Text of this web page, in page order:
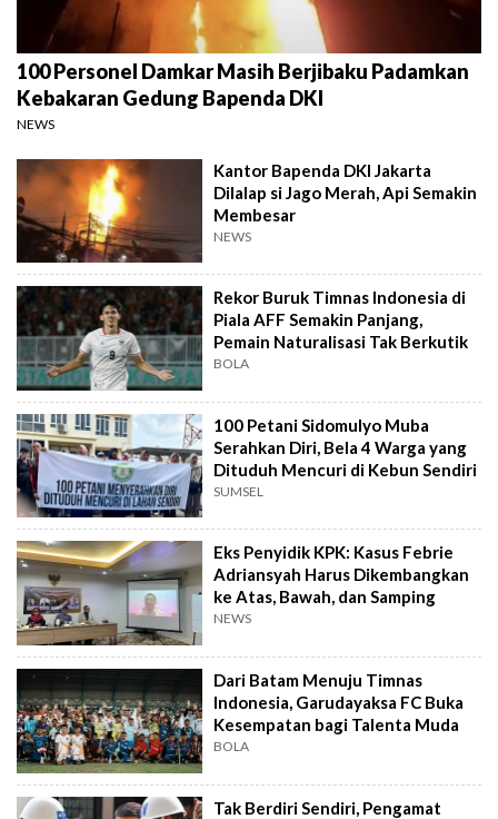
100 Personel Damkar Masih Berjibaku Padamkan
Kebakaran Gedung Bapenda DKI
NEWS
Kantor Bapenda DKI Jakarta
Dilalap si Jago Merah, Api Semakin
Membesar
NEWS
Rekor Buruk Timnas Indonesia di
Piala AFF Semakin Panjang,
Pemain Naturalisasi Tak Berkutik
BOLA
100 Petani Sidomulyo Muba
Serahkan Diri, Bela 4 Warga yang
Dituduh Mencuri di Kebun Sendiri
SUMSEL
Eks Penyidik KPK: Kasus Febrie
Adriansyah Harus Dikembangkan
ke Atas, Bawah, dan Samping
NEWS
Dari Batam Menuju Timnas
Indonesia, Garudayaksa FC Buka
Kesempatan bagi Talenta Muda
BOLA
Tak Berdiri Sendiri, Pengamat